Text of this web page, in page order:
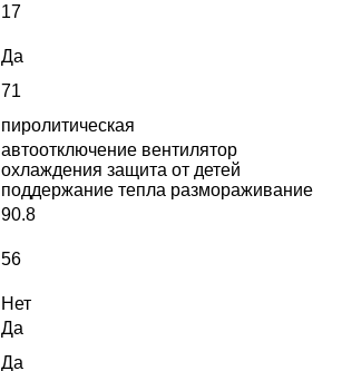
17
Да
71
пиролитическая
автоотключение вентилятор
охлаждения защита от детей
поддержание тепла размораживание
90.8
56
Нет
Да
Да